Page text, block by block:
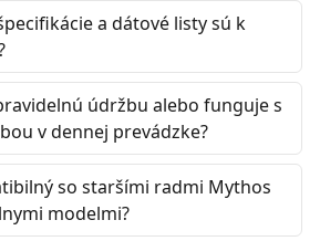
a dátové listy sú k
údržbu alebo funguje s
v dennej prevádzke?
so staršími radmi Mythos
modelmi?